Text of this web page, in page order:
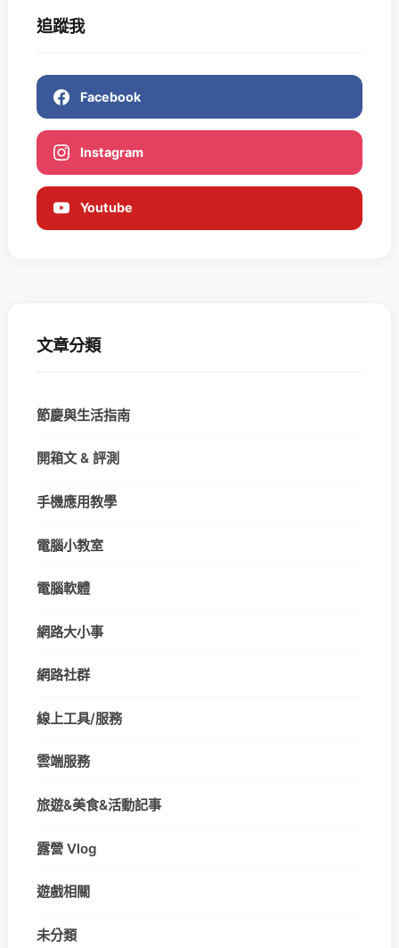
追蹤我
Facebook
Instagram
Youtube
文章分類
節慶與生活指南
開箱文 & 評測
手機應用教學
電腦小教室
電腦軟體
網路大小事
網路社群
線上工具/服務
雲端服務
旅遊&美食&活動記事
露營 Vlog
遊戲相關
未分類